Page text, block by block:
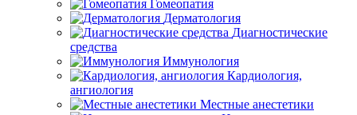
Гомеопатия
Дерматология
Диагностические
средства
Иммунология
Кардиология,
ангиология
Местные анестетики